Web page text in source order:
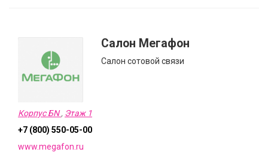
Салон Мегафон
Салон сотовой связи
Корпус БN, Этаж 1
+7 (800) 550-05-00
www.megafon.ru